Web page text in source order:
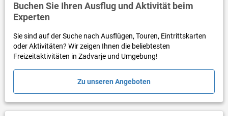
Buchen Sie Ihren Ausflug und Aktivität beim
Experten
Sie sind auf der Suche nach Ausflügen, Touren, Eintrittskarten
oder Aktivitäten? Wir zeigen Ihnen die beliebtesten
Freizeitaktivitäten in Zadvarje und Umgebung!
Zu unseren Angeboten